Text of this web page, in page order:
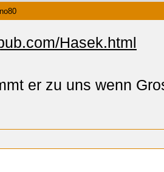
Hasek.html
er zu uns wenn